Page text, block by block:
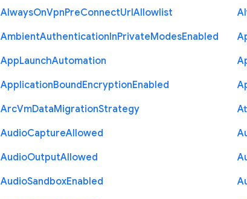
AlwaysOnVpnPreConnectUrlAllowlist
AmbientAuthenticationInPrivateModesEnabled
AppLaunchAutomation
ApplicationBoundEncryptionEnabled
ArcVmDataMigrationStrategy
AudioCaptureAllowed
AudioOutputAllowed
AudioSandboxEnabled